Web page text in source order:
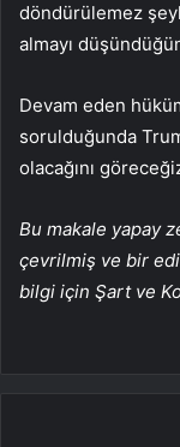
döndürülemez
almayı
Devam eden
sorulduğunda
olacağını
Bu makale yapay
çevrilmiş ve bir
bilgi için Şart ve